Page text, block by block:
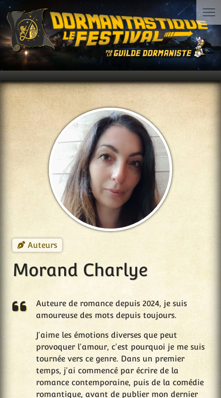
Auteurs
Morand Charlye
Auteure de romance depuis 2024, je suis
amoureuse des mots depuis toujours.
J'aime les émotions diverses que peut
provoquer l'amour, c'est pourquoi je me suis
tournée vers ce genre. Dans un premier
temps, j'ai commencé par écrire de la
romance contemporaine, puis de la comédie
romantique, avant de publier mon dernier